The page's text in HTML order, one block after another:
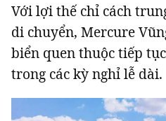
Với lợi thế chỉ cách
di chuyển, Mercure
biển quen thuộc tiếp
trong các kỳ nghỉ lễ dài.